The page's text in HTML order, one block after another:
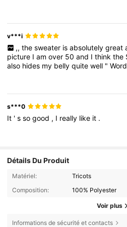
v***i
,, the sweater is absolutely great
picture Iamover 50and Ithinkthe
also hides my bellyquitewell "
s***0
It 'ssogood , I really like it .
Détails Du Produit
Matériel:
Tricots
Composition:
100% Polyester
Voir plus
Informations de sécurité et contacts